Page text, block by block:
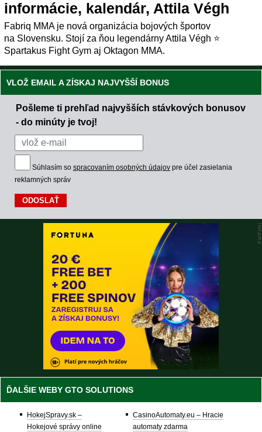
informácie, kalendár, Attila Végh
Fabriq MMA je nová organizácia bojových športov
na Slovensku. Stojí za ňou legendárny Attila Végh ⭐
Spartakus Fight Gym aj Oktagon MMA.
VLOŽ EMAIL A ZÍSKAJ NAJVYŠŠÍ BONUS
Pošleme ti prehľad najvyšších stávkových bonusov
- do minúty je tvoj!
Súhlasím so spracovaním osobných údajov pre účel zasielania
reklamných správ
ĎALŠIE WEBY GTO SOLUTIONS
HokejSpravy.sk –
Hokejové správy online
CasinoAutomaty.eu – Hracie
automaty zdarma